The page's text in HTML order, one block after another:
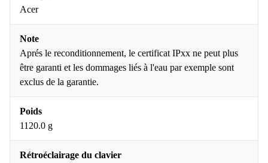
Acer
Note
Aprés le reconditionnement, le certificat IPxx ne peut plus
être garanti et les dommages liés à l'eau par exemple sont
exclus de la garantie.
Poids
1120.0 g
Rétroéclairage du clavier